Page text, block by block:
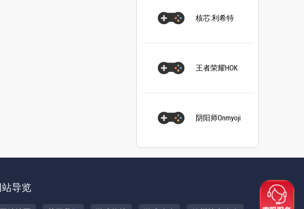
核芯:利希特
王者荣耀HOK
阴阳师Onmyoji
站导览